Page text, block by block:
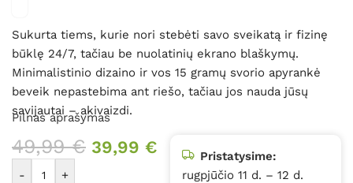
Sukurta tiems, kurie nori stebėti savo sveikatą ir fizinę
būklę 24/7, tačiau be nuolatinių ekrano blaškymų.
Minimalistinio dizaino ir vos 15 gramų svorio apyrankė
beveik nepastebima ant riešo, tačiau jos nauda jūsų
savijautai – akivaizdi.
Pilnas aprašymas
49,99€ 39,99 €
- +
Pristatysime:
rugpjūčio 11 d. – 12 d.